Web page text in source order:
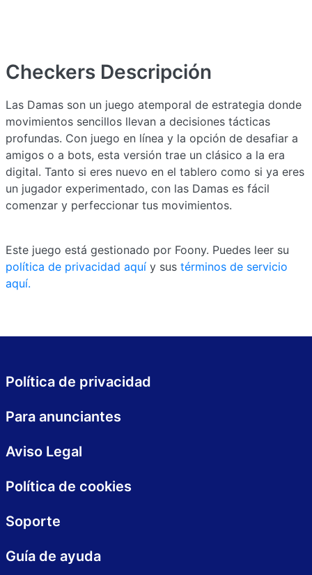
Checkers Descripción
Las Damas son un juego atemporal de estrategia donde
movimientos sencillos llevan a decisiones tácticas
profundas. Con juego en línea y la opción de desafiar a
amigos o a bots, esta versión trae un clásico a la era
digital. Tanto si eres nuevo en el tablero como si ya eres
un jugador experimentado, con las Damas es fácil
comenzar y perfeccionar tus movimientos.
Este juego está gestionado por Foony. Puedes leer su
política de privacidad aquí y sus términos de servicio
aquí.
Política de privacidad
Aviso Legal
Soporte
Para anunciantes
Política de cookies
Guía de ayuda